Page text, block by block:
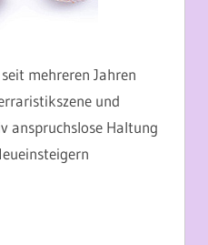
mehreren Jahren
und
anspruchslose Haltung